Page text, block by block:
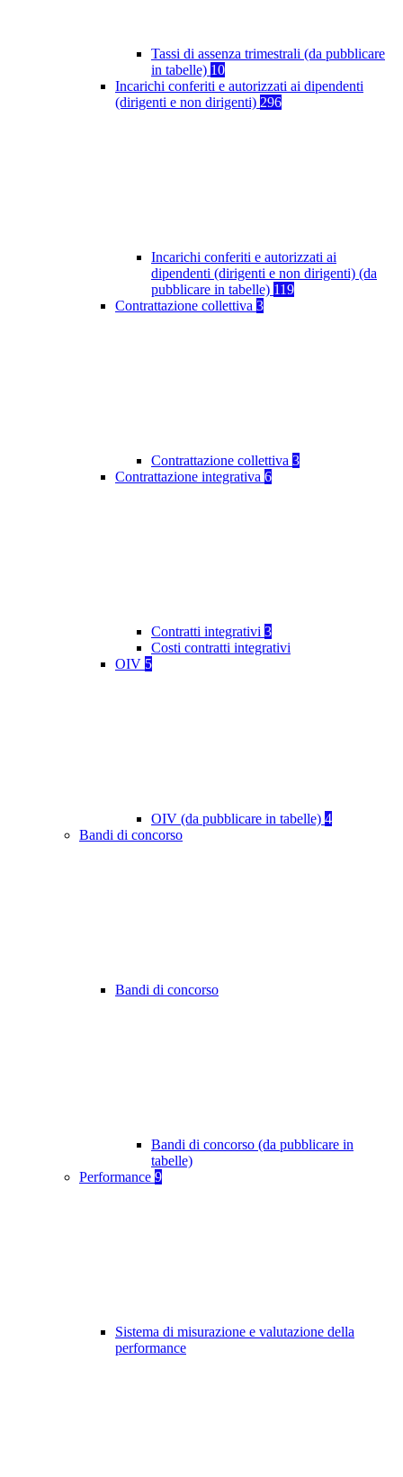
Tassi di assenza trimestrali (da pubblicare
in tabelle) 10
Incarichi conferiti e autorizzati ai dipendenti
(dirigenti e non dirigenti) 296
Incarichi conferiti e autorizzati ai
dipendenti (dirigenti e non dirigenti) (da
pubblicare in tabelle) 119
Contrattazione collettiva 3
Contrattazione collettiva 3
Contrattazione integrativa 6
Contratti integrativi 3
Costi contratti integrativi
OIV 5
OIV (da pubblicare in tabelle) 4
Bandi di concorso
Bandi di concorso
Bandi di concorso (da pubblicare in
tabelle)
Performance 9
Sistema di misurazione e valutazione della
performance